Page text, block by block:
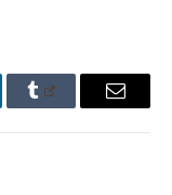
Tumblr Email